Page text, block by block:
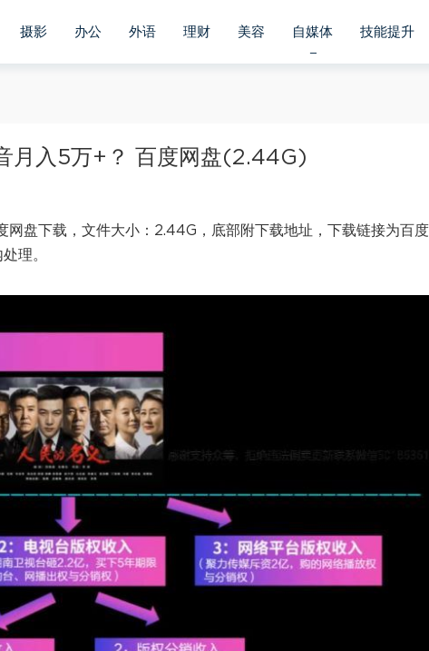
摄影 办公 外语 理财 美容 自媒体 技能提升
月入5万+？ 百度网盘(2.44G)
盘下载，文件大小：2.44G，底部附下载地址，下载链接为百度
理。